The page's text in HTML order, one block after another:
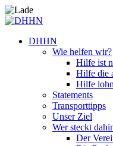
DHHN
Wie helfen wir?
Hilfe ist
Hilfe die
Hilfe
Statements
Transporttipps
Unser Ziel
Wer steckt
Der